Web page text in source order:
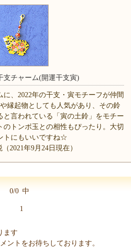
支チャーム(開運干支寅)
、2022年の干支・寅モチーフが仲間
縁起物としても人気があり、その鈴
と言われている「寅の土鈴」をモチー
のトンボ玉との相性もぴったり。大切
トにもいいですね☆
2021年9月24日現在）
0/0 中
1
ます
ントをお待ちしております。